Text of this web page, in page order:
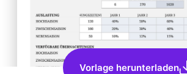
Vorlage herunterladen